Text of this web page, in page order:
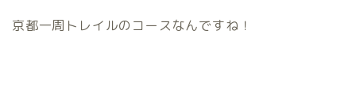
京都一周トレイルのコースなんですね！